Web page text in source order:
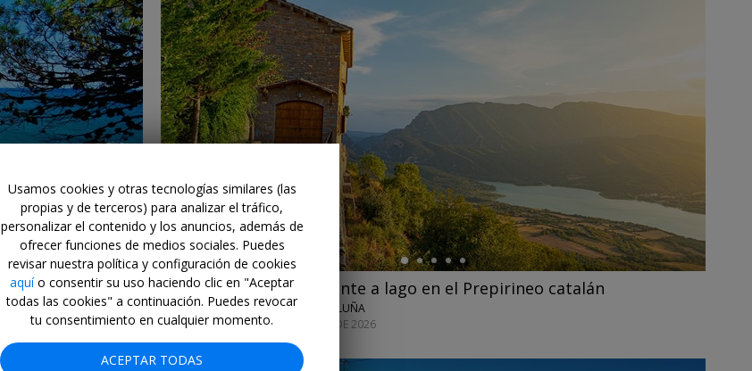
→
←
-25% Oasis de relax frente a lago en el Prepirineo catalán
HOTEL TERRADETS • CATALUÑA
HASTA EL 31 DE AGOSTO DE 2026
Usamos cookies y otras tecnologías similares (las
propias y de terceros) para analizar el tráfico,
personalizar el contenido y los anuncios, además de
ofrecer funciones de medios sociales. Puedes
revisar nuestra política y configuración de cookies
aquío consentir su uso haciendo clic en "Aceptar
todas las cookies" a continuación. Puedes revocar
tu consentimiento en cualquier momento.
ACEPTAR TODAS